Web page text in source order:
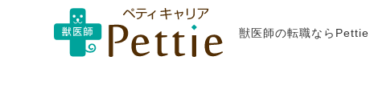
獣医師の転職なら